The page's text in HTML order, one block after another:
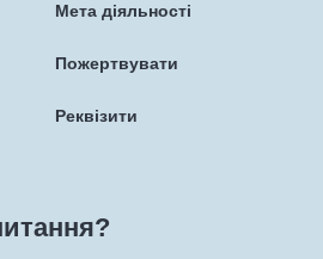
Мета діяльності
Пожертвувати
Реквізити